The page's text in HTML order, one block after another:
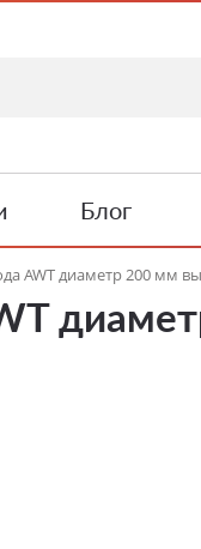
Блог
AWT диаметр 200 мм